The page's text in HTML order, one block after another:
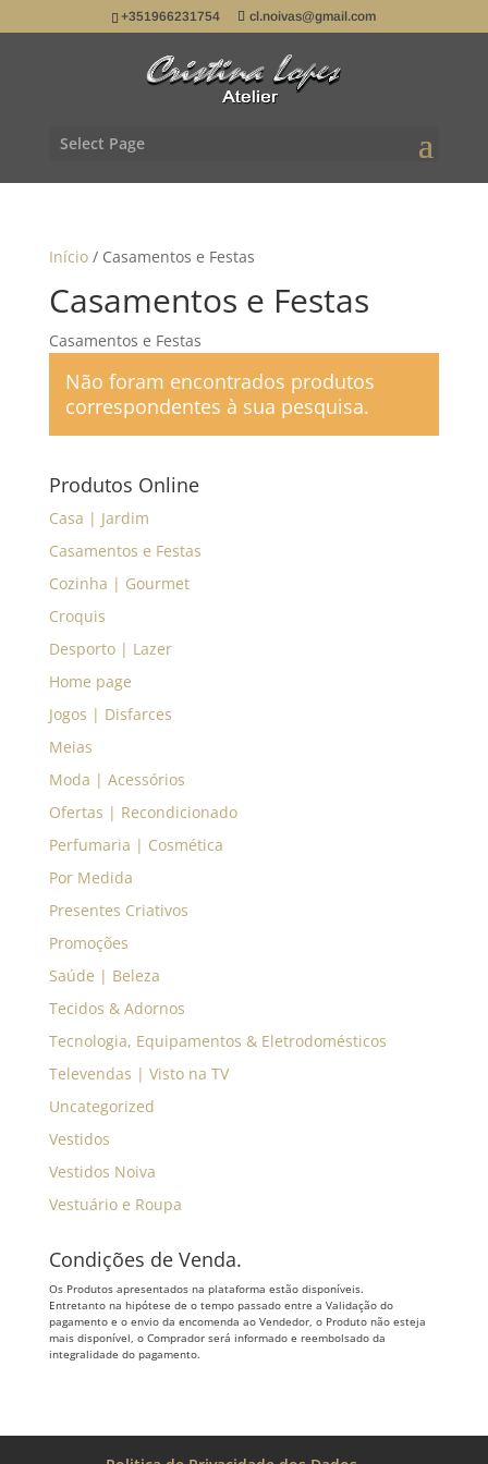
+351966231754 cl.noivas@gmail.com
Select Page
Início/ Casamentos e Festas
Casamentos e Festas
Casamentos e Festas
Não foram encontrados produtos
correspondentes à sua pesquisa.
Produtos Online
Casa | Jardim
Casamentos e Festas
Cozinha | Gourmet
Croquis
Desporto | Lazer
Home page
Jogos | Disfarces
Meias
Moda | Acessórios
Ofertas | Recondicionado
Perfumaria | Cosmética
Por Medida
Presentes Criativos
Promoções
Saúde | Beleza
Tecidos & Adornos
Tecnologia, Equipamentos & Eletrodomésticos
Televendas | Visto na TV
Uncategorized
Vestidos
Vestidos Noiva
Vestuário e Roupa
Condições de Venda.
Os Produtos apresentados na plataforma estão disponíveis.
Entretanto na hipótese de o tempo passado entre a Validação do
pagamento e o envio da encomenda ao Vendedor, o Produto não esteja
mais disponível, o Comprador será informado e reembolsado da
integralidade do pagamento.